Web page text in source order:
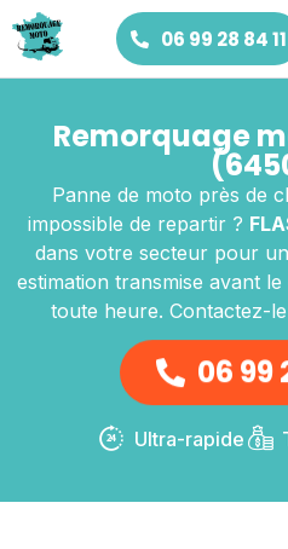
06 99 28 84 11
Remorquage
Panne de moto près de
impossible de repartir ?
dans votre secteur pour un
estimation transmise avant
toute heure. Contactez-
06 99
Ultra-rapide